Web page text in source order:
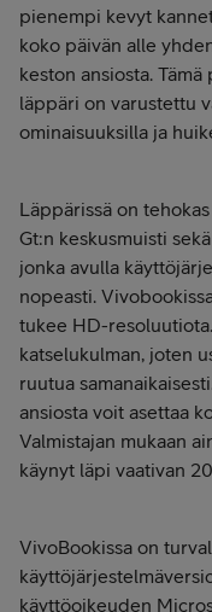
pienempi kevyt
koko päivän alle
keston ansiosta.
läppäri on varustettu
ominaisuuksilla ja
Läppärissä on
Gt:n keskusmuisti
jonka avulla
nopeasti.
tukee HD-
katselukulman, joten
ruutua
ansiosta voit asettaa
Valmistajan mukaan
käynyt läpi vaativan
VivoBookissa on
käyttöoikeuden